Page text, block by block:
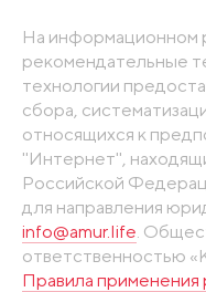
На информационном
рекомендательные
технологии
сбора,
относящихся к
"Интернет",
Российской
для направления
info@amur.life .
ответственностью
Правила применения